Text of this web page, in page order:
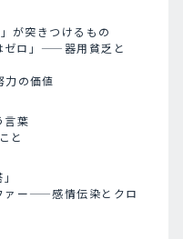
が突きつけるもの
ゼロ」——器用貧乏と
力の価値
言葉
と
ァー——感情伝染とクロ